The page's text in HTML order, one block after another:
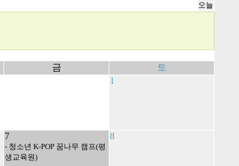
금
토
1
7
- 청소년 K-POP 꿈나무 캠프(평
생교육원)
8